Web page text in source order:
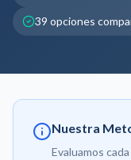
39 opciones
Nuestra
Evaluamos